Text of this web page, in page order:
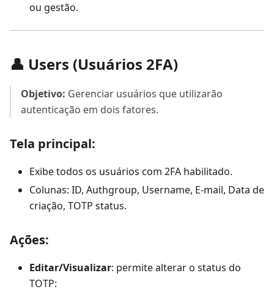
ou gestão.
👤 Users (Usuários 2FA)
Objetivo: Gerenciar usuários que utilizarão
autenticação em dois fatores.
Tela principal:
Exibe todos os usuários com 2FA habilitado.
Colunas: ID, Authgroup, Username, E-mail, Data de
criação, TOTP status.
Ações:
Editar/Visualizar: permite alterar o status do
TOTP: